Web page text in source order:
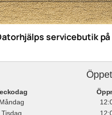
servicebutik på
Tisdag